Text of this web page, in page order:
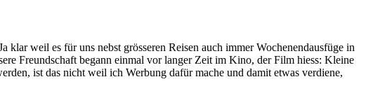
weil es für uns nebst grösseren Reisen auch immer Wochenendausfüge in
Freundschaft begann einmal vor langer Zeit im Kino, der Film hiess: Kleine
ist das nicht weil ich Werbung dafür mache und damit etwas verdiene,